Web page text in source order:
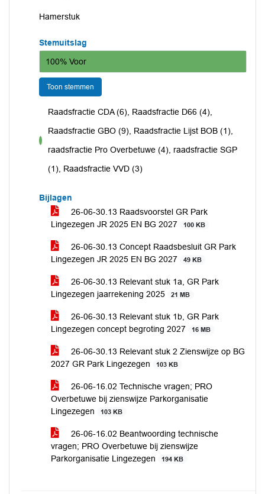
Hamerstuk
Stemuitslag
100% Voor
Toon stemmen
voor
Raadsfractie CDA (6), Raadsfractie D66 (4),
Raadsfractie GBO (9), Raadsfractie Lijst BOB (1),
raadsfractie Pro Overbetuwe (4), raadsfractie SGP
(1), Raadsfractie VVD (3)
Bijlagen
26-06-30.13 Raadsvoorstel GR Park
Lingezegen JR 2025 EN BG 2027
100 KB
26-06-30.13 Concept Raadsbesluit GR Park
Lingezegen JR 2025 EN BG 2027
49 KB
26-06-30.13 Relevant stuk 1a, GR Park
Lingezegen jaarrekening 2025
21 MB
26-06-30.13 Relevant stuk 1b, GR Park
Lingezegen concept begroting 2027
16 MB
26-06-30.13 Relevant stuk 2 Zienswijze op BG
2027 GR Park Lingezegen
103 KB
26-06-16.02 Technische vragen; PRO
Overbetuwe bij zienswijze Parkorganisatie
Lingezegen
103 KB
26-06-16.02 Beantwoording technische
vragen; PRO Overbetuwe bij zienswijze
Parkorganisatie Lingezegen
194 KB